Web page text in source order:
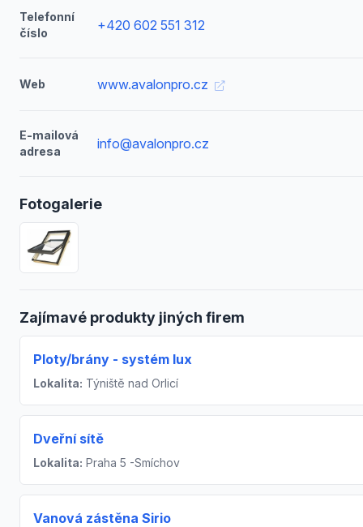
Telefonní
číslo
+420 602 551 312
Web www.avalonpro.cz
E-mailová
adresa
info@avalonpro.cz
Fotogalerie
Zajímavé produkty jiných firem
Ploty/brány - systém lux
Lokalita: Týniště nad Orlicí
Dveřní sítě
Lokalita: Praha 5 -Smíchov
Vanová zástěna Sirio